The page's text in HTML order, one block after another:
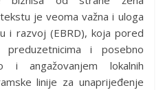
je veoma važna i uloga
i razvoj (EBRD), koja pored
i posebno
i angažovanjem lokalnih
linije za unaprijeđenje